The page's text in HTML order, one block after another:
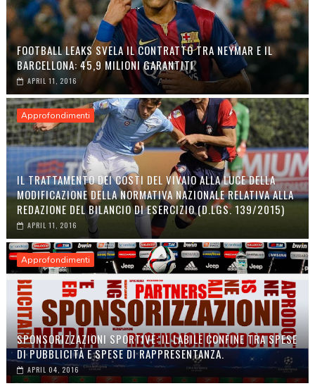
FOOTBALL LEAKS SVELA IL CONTRATTO TRA NEYMAR E IL
BARCELLONA: 45,9 MILIONI GARANTITI
APRIL 11, 2016
Approfondimenti
IL TRATTAMENTO DEI COSTI DEL VIVAIO ALLA LUCE DELLA
MODIFICAZIONE DELLA NORMATIVA NAZIONALE RELATIVA ALLA
REDAZIONE DEL BILANCIO DI ESERCIZIO (D.LGS. 139/2015)
APRIL 11, 2016
Approfondimenti
SPONSORIZZAZIONI SPORTIVE: IL LABILE CONFINE TRA SPESE
DI PUBBLICITÀ E SPESE DI RAPPRESENTANZA.
APRIL 04, 2016